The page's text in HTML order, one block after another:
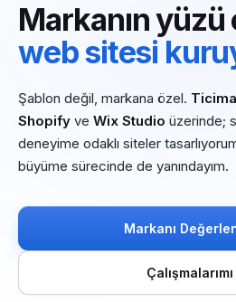
Markanın
web sitesi
Şablon değil, markana özel.
Shopify ve Wix Studio üzerinde;
deneyime odaklı siteler
büyüme sürecinde de yanındayım.
Markanı